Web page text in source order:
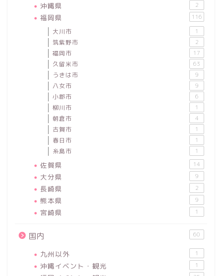
沖縄県 2
福岡県 116
大川市 1
筑紫野市 2
福岡市 17
久留米市 63
うきは市 9
八女市 9
小郡市 6
柳川市 1
朝倉市 4
古賀市 1
春日市 1
糸島市 1
佐賀県 14
大分県 9
長崎県 2
熊本県 9
宮崎県 1
国内 60
九州以外 1
沖縄イベント・観光 1